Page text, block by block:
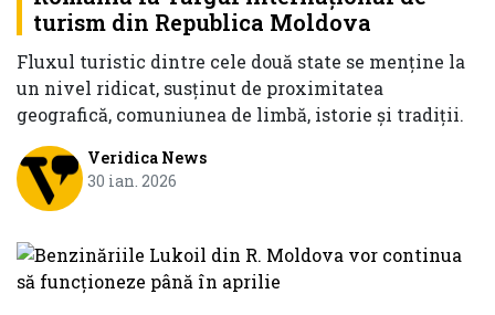
turism din Republica Moldova
Fluxul turistic dintre cele două state se menţine la
un nivel ridicat, susţinut de proximitatea
geografică, comuniunea de limbă, istorie şi tradiţii.
Veridica News
30 ian. 2026